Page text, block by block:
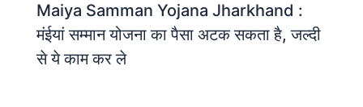
Maiya Samman Yojana Jharkhand :
मंईयां सम्मान योजना का पैसा अटक सकता है, जल्दी
से ये काम कर ले